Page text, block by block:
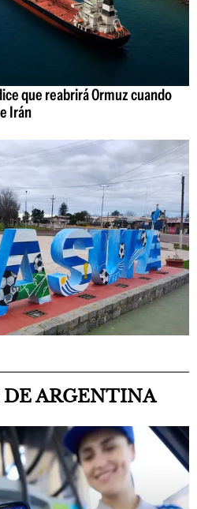
que reabrirá Ormuz cuando
Irán
ARGENTINA